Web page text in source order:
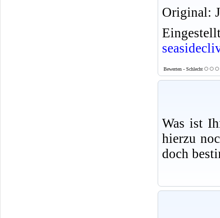
Original:
Bewerten - Schlecht
Was ist
hierzu
doch